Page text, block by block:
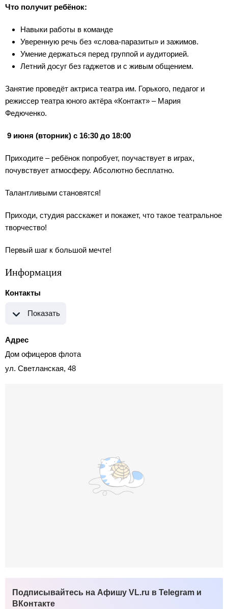
Что получит ребёнок:
Навыки работы в команде
Уверенную речь без «слова-паразиты» и зажимов.
Умение держаться перед группой и аудиторией.
Летний досуг без гаджетов и с живым общением.
Занятие проведёт актриса театра им. Горького, педагог и
режиссер театра юного актёра «Контакт» – Мария
Федюченко.
9 июня (вторник) с 16:30 до 18:00
Приходите – ребёнок попробует, поучаствует в играх,
почувствует атмосферу. Абсолютно бесплатно.
Талантливыми становятся!
Приходи, студия расскажет и покажет, что такое театральное
творчество!
Первый шаг к большой мечте!
Информация
Контакты
Показать
Адрес
Дом офицеров флота
ул. Светланская, 48
Подписывайтесь на Афишу VL.ru в Telegram и
ВКонтакте